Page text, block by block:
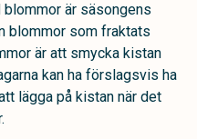
är säsongens
blommor som fraktats
är att smycka kistan
kan ha förslagsvis ha
lägga på kistan när det